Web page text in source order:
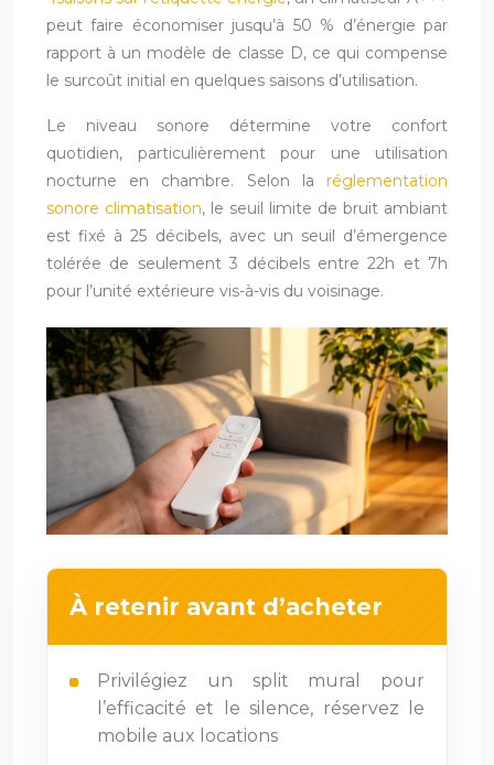
peut faire économiser jusqu’à 50 % d’énergie par
rapport à un modèle de classe D, ce qui compense
le surcoût initial en quelques saisons d’utilisation.
Le niveau sonore détermine votre confort
quotidien, particulièrement pour une utilisation
nocturne en chambre. Selon la réglementation
sonore climatisation, le seuil limite de bruit ambiant
est fixé à 25 décibels, avec un seuil d’émergence
tolérée de seulement 3 décibels entre 22h et 7h
pour l’unité extérieure vis-à-vis du voisinage.
À retenir avant d’acheter
Privilégiez un split mural pour
l’efficacité et le silence, réservez le
mobile aux locations